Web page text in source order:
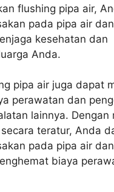
flushing pipa air,
pada pipa air
kesehatan dan
Anda.
pipa air juga dapat
perawatan dan
lainnya. Dengan
teratur, Anda
pada pipa air
biaya